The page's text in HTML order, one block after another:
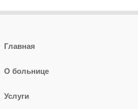
Главная
О больнице
Услуги